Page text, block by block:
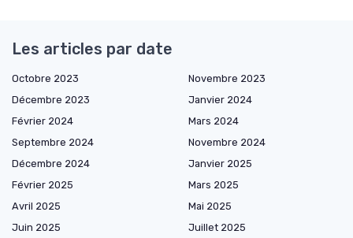
Les articles par date
Octobre 2023
Novembre 2023
Décembre 2023
Janvier 2024
Février 2024
Mars 2024
Septembre 2024
Novembre 2024
Décembre 2024
Janvier 2025
Février 2025
Mars 2025
Avril 2025
Mai 2025
Juin 2025
Juillet 2025